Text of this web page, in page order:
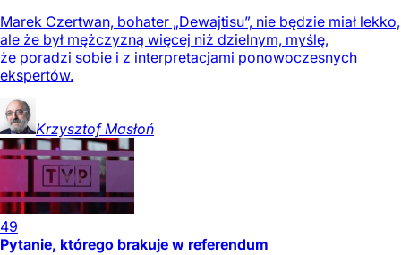
Marek Czertwan, bohater „Dewajtisu”, nie będzie miał lekko,
ale że był mężczyzną więcej niż dzielnym, myślę,
że poradzi sobie i z interpretacjami ponowoczesnych
ekspertów.
Krzysztof Masłoń
49
Pytanie, którego brakuje w referendum